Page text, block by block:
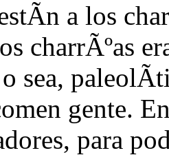
a los
charrÃºas
sea,
gente.
para